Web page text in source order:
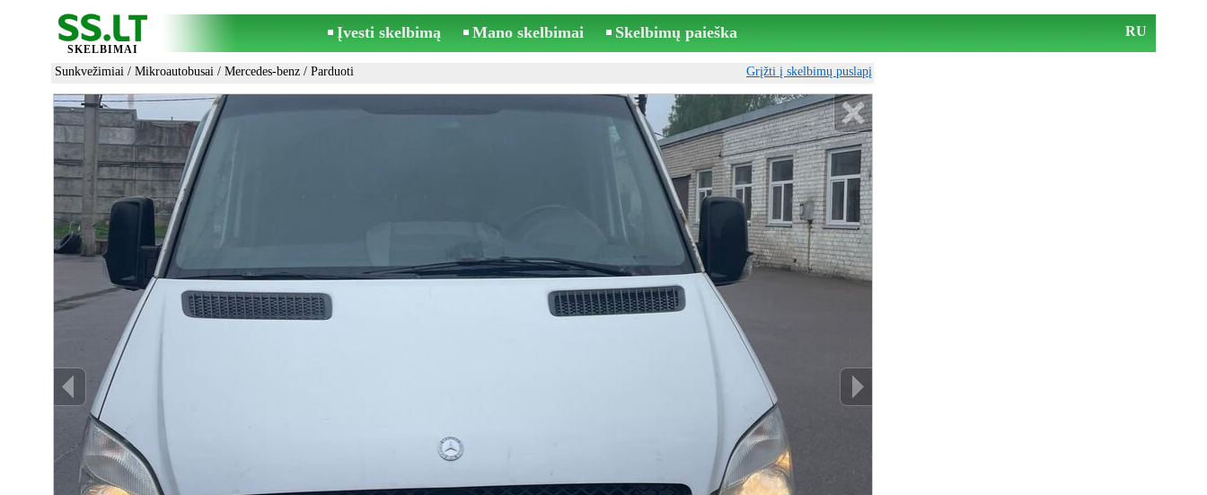
SKELBIMAI
Įvesti skelbimą Mano skelbimai Skelbimų paieška RU
Sunkvežimiai / Mikroautobusai / Mercedes-benz / Parduoti Grįžti į skelbimų puslapį